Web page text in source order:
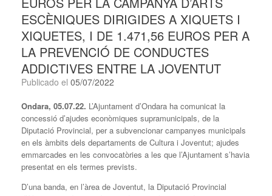
ESCÈNIQUES DIRIGIDES A XIQUETS I
XIQUETES, I DE 1.471,56 EUROS PER A
LA PREVENCIÓ DE CONDUCTES
ADDICTIVES ENTRE LA JOVENTUT
Publicado el 05/07/2022
Ondara, 05.07.22. L’Ajuntament d’Ondara ha comunicat la
concessió d’ajudes econòmiques supramunicipals, de la
Diputació Provincial, per a subvencionar campanyes municipals
en els àmbits dels departaments de Cultura i Joventut; ajudes
emmarcades en les convocatòries a les que l’Ajuntament s’havia
presentat en els termes prevists.
D’una banda, en l’àrea de Joventut, la Diputació Provincial